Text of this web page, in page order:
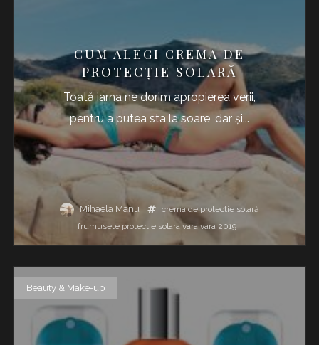
CUM ALEGI CREMA DE
PROTECȚIE SOLARĂ
Toată iarna ne dorim apropierea verii,
pentru a putea sta la soare, dar și...
Mihaela Manu
crema de protecție solară
frumusete protectie solara vara vara 2019
Beauty & Make-up